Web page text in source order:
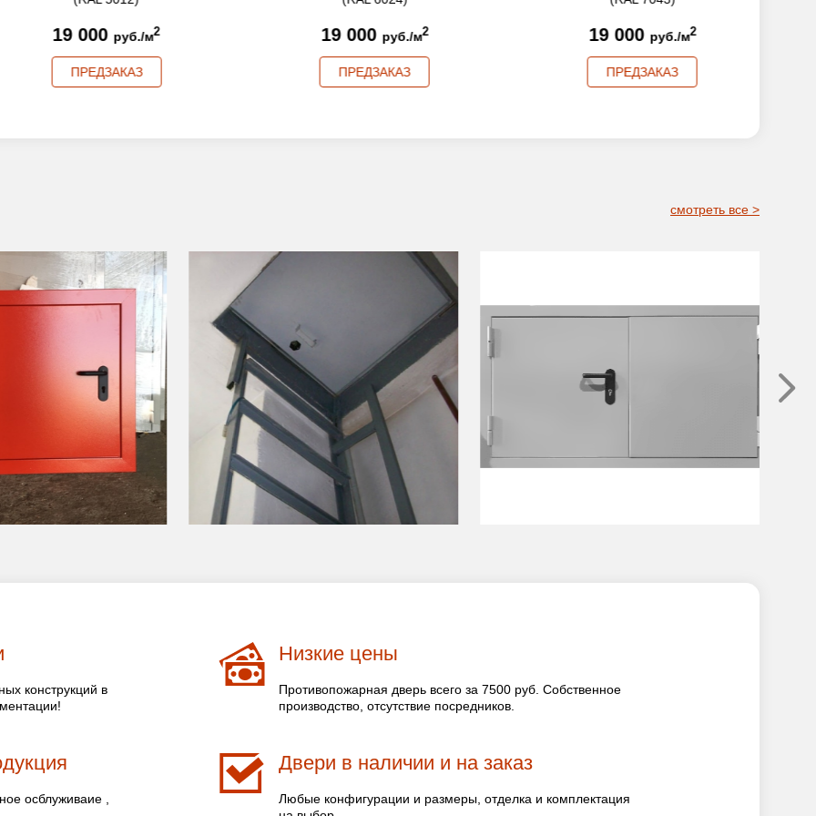
19 000руб./м2
ПРЕДЗАКАЗ
19 000руб./м2
ПРЕДЗАКАЗ
19 000руб./м2
ПРЕДЗАКАЗ
смотреть все >
конструкций в
Низкие цены
Противопожарная дверь всего за 7500 руб. Собственное
производство, отсутствие посредников.
осблуживаие ,
Двери в наличии и на заказ
Любые конфигурации и размеры, отделка и комплектация